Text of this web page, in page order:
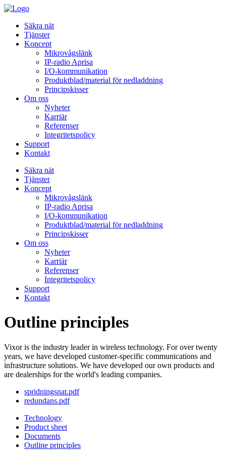
Säkra nät
Tjänster
Koncept
Mikrovågslänk
IP-radio Aprisa
I/O-kommunikation
Produktblad/material för nedladdning
Principskisser
Om oss
Nyheter
Karriär
Referenser
Integritetspolicy
Support
Kontakt
Säkra nät
Tjänster
Koncept
Mikrovågslänk
IP-radio Aprisa
I/O-kommunikation
Produktblad/material för nedladdning
Principskisser
Om oss
Nyheter
Karriär
Referenser
Integritetspolicy
Support
Kontakt
Outline principles
Vixor is the industry leader in wireless technology. For over twenty
years, we have developed customer-specific communications and
infrastructure solutions. We have developed our own products and
are dealerships for the world's leading companies.
spridningsnat.pdf
redundans.pdf
Technology
Product sheet
Documents
Outline principles